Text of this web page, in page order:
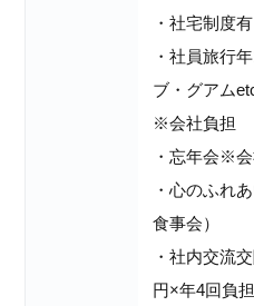
・社宅制度有
・社員旅行
ブ・グアム
※会社負担
・忘年会※
・心のふれ
食事会）
・社内交流
円×年4回負担